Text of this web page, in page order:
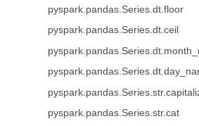
pyspark.pandas.Series.dt.floor
pyspark.pandas.Series.dt.ceil
pyspark.pandas.Series.str.cat